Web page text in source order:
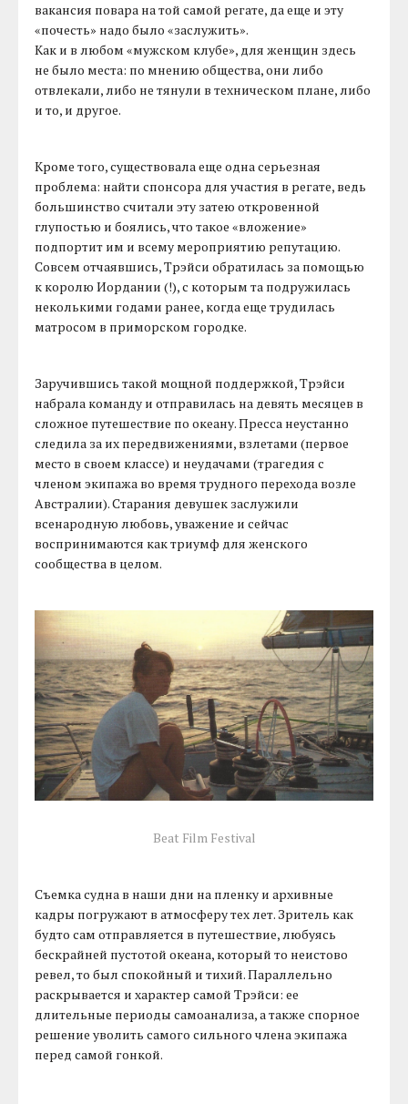
вакансия повара на той самой регате, да еще и эту
«почесть» надо было «заслужить».
Как и в любом «мужском клубе», для женщин здесь
не было места: по мнению общества, они либо
отвлекали, либо не тянули в техническом плане, либо
и то, и другое.
Кроме того, существовала еще одна серьезная
проблема: найти спонсора для участия в регате, ведь
большинство считали эту затею откровенной
глупостью и боялись, что такое «вложение»
подпортит им и всему мероприятию репутацию.
Совсем отчаявшись, Трэйси обратилась за помощью
к королю Иордании (!), с которым та подружилась
неколькими годами ранее, когда еще трудилась
матросом в приморском городке.
Заручившись такой мощной поддержкой, Трэйси
набрала команду и отправилась на девять месяцев в
сложное путешествие по океану. Пресса неустанно
следила за их передвижениями, взлетами (первое
место в своем классе) и неудачами (трагедия с
членом экипажа во время трудного перехода возле
Австралии). Старания девушек заслужили
всенародную любовь, уважение и сейчас
воспринимаются как триумф для женского
сообщества в целом.
Beat Film Festival
Съемка судна в наши дни на пленку и архивные
кадры погружают в атмосферу тех лет. Зритель как
будто сам отправляется в путешествие, любуясь
бескрайней пустотой океана, который то неистово
ревел, то был спокойный и тихий. Параллельно
раскрывается и характер самой Трэйси: ее
длительные периоды самоанализа, а также спорное
решение уволить самого сильного члена экипажа
перед самой гонкой.